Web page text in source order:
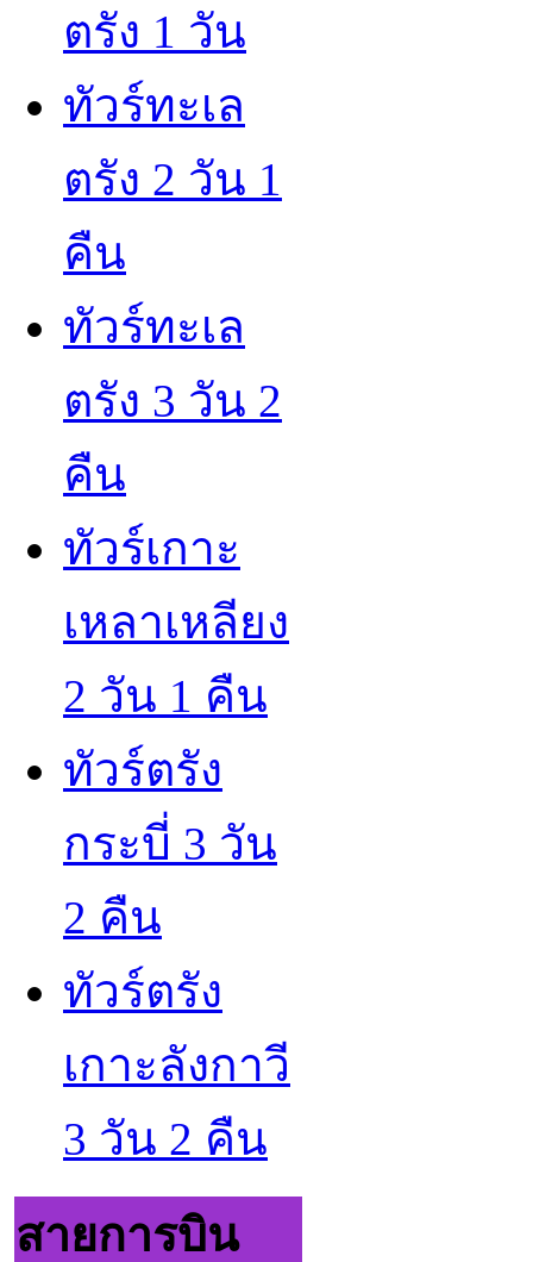
ตรัง 1 วัน
ทัวร์ทะเล
ตรัง 2 วัน 1
คืน
ทัวร์ทะเล
ตรัง 3 วัน 2
คืน
ทัวร์เกาะ
เหลาเหลียง
2 วัน 1 คืน
ทัวร์ตรัง
กระบี่ 3 วัน
2 คืน
ทัวร์ตรัง
เกาะลังกาวี
3 วัน 2 คืน
สายการบิน